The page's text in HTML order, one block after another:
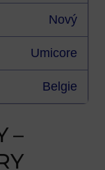
Nový
Umicore
Belgie
–